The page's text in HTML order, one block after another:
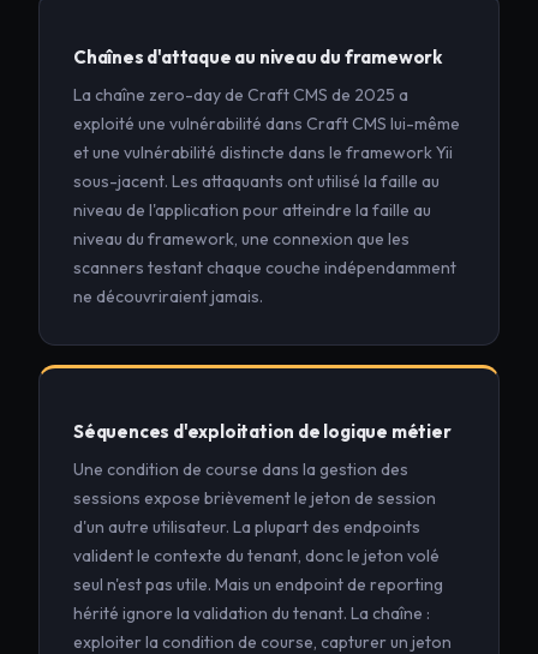
Chaînes d'attaque au niveau du framework
La chaîne zero-day de Craft CMS de 2025 a
exploité une vulnérabilité dans Craft CMS lui-même
et une vulnérabilité distincte dans le framework Yii
sous-jacent. Les attaquants ont utilisé la faille au
niveau de l'application pour atteindre la faille au
niveau du framework, une connexion que les
scanners testant chaque couche indépendamment
ne découvriraient jamais.
Séquences d'exploitation de logique métier
Une condition de course dans la gestion des
sessions expose brièvement le jeton de session
d'un autre utilisateur. La plupart des endpoints
valident le contexte du tenant, donc le jeton volé
seul n'est pas utile. Mais un endpoint de reporting
hérité ignore la validation du tenant. La chaîne :
exploiter la condition de course, capturer un jeton